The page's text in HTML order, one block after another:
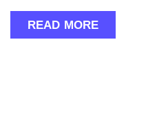
READ MORE